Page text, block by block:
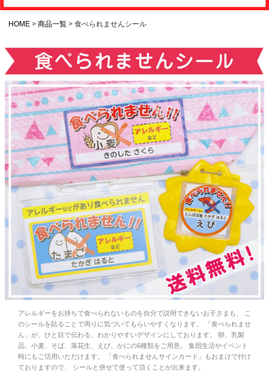
納期・発送方法
について
よくある質問
商品ガイド
会社概要
お問い合わせ
お客様へのお知
らせ
会員登録
HOME 商品一覧 食べられませんシール
アレルギーをお持ちで食べられないものを自分で説明できないお子さまも、 こ
のシールを貼ることで周りに気づいてもらいやすくなります。 「食べられませ
ん」が、ひと目で伝わる、わかりやすいデザインにしております。 卵、乳製
品、小麦、そば、落花生、えび、かにの6種類をご用意。 集団生活やイベント
時にもご活用いただけます。 「食べられませんサインカード」もおまけで付け
ておりますので、 シールと併せて使って頂くことが出来ます。